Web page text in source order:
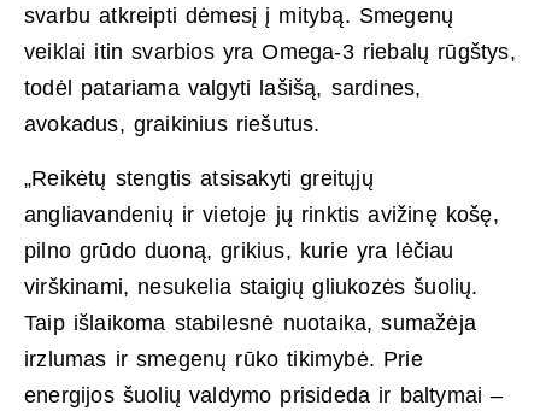
svarbu atkreipti dėmesį į mitybą. Smegenų
veiklai itin svarbios yra Omega-3 riebalų rūgštys,
todėl patariama valgyti lašišą, sardines,
avokadus, graikinius riešutus.
„Reikėtų stengtis atsisakyti greitųjų
angliavandenių ir vietoje jų rinktis avižinę košę,
pilno grūdo duoną, grikius, kurie yra lėčiau
virškinami, nesukelia staigių gliukozės šuolių.
Taip išlaikoma stabilesnė nuotaika, sumažėja
irzlumas ir smegenų rūko tikimybė. Prie
energijos šuolių valdymo prisideda ir baltymai –